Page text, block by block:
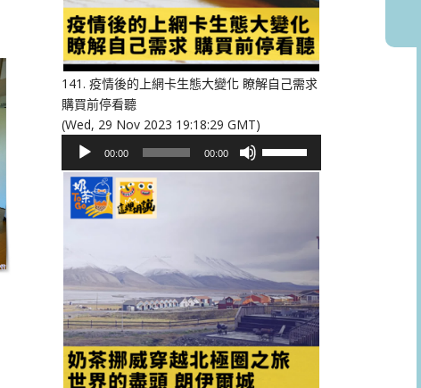
降
低
音
量。
141. 疫情後的上網卡生態大變化 瞭解自己需求
購買前停看聽
(Wed, 29 Nov 2023 19:18:29 GMT)
播
放
00:00 00:00
以
提
高
或
降